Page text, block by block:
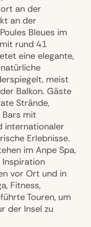
an der
an der
Bleues im
rund 41
eine elegante,
meist
Balkon. Gäste
Strände,
Bars mit
internationaler
Erlebnisse.
im Anpe Spa,
Inspiration
vor Ort und in
Fitness,
Touren, um
der Insel zu